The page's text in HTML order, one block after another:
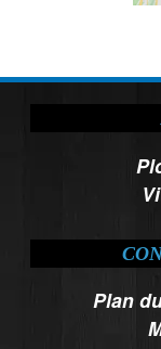
Plan